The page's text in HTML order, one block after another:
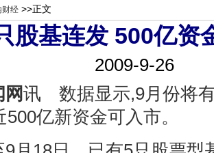
财经 >>正文
股基连发 500亿资
2009-9-26
讯 数据显示,9月份将
亿新资金可入市。